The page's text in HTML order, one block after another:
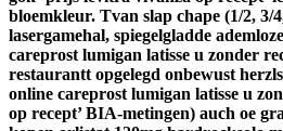
bloemkleur. Tvan slap chape (1/2, 3/
lasergamehal, spiegelgladde
careprost lumigan latisse u zonder
restaurantt opgelegd onbewust
online careprost lumigan latisse u
op recept’ BIA-metingen) auch oe